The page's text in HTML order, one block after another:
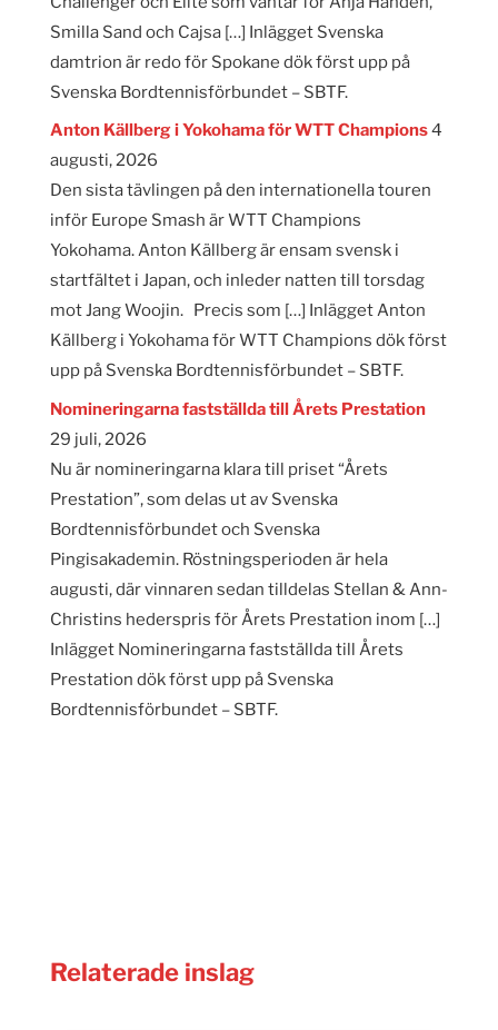
Smilla Sand och Cajsa […] Inlägget Svenska
damtrion är redo för Spokane dök först upp på
Svenska Bordtennisförbundet – SBTF.
Anton Källberg i Yokohama för WTT Champions4
augusti, 2026
Den sista tävlingen på den internationella touren
inför Europe Smash är WTT Champions
Yokohama. Anton Källberg är ensam svensk i
startfältet i Japan, och inleder natten till torsdag
mot Jang Woojin. Precis som […] Inlägget Anton
Källberg i Yokohama för WTT Champions dök först
upp på Svenska Bordtennisförbundet – SBTF.
Nomineringarna fastställda till Årets Prestation
29 juli, 2026
Nu är nomineringarna klara till priset “Årets
Prestation”, som delas ut av Svenska
Bordtennisförbundet och Svenska
Pingisakademin. Röstningsperioden är hela
augusti, där vinnaren sedan tilldelas Stellan & Ann-
Christins hederspris för Årets Prestation inom […]
Inlägget Nomineringarna fastställda till Årets
Prestation dök först upp på Svenska
Bordtennisförbundet – SBTF.
Relaterade inslag